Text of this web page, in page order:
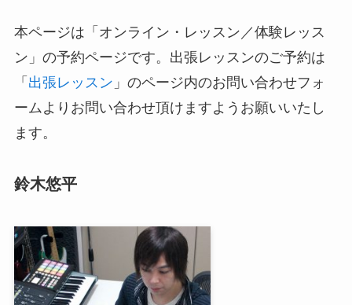
本ページは「オンライン・レッスン／体験レッス
ン」の予約ページです。出張レッスンのご予約は
「 出張レッスン 」のページ内のお問い合わせフォ
ームよりお問い合わせ頂けますようお願いいたし
ます。
鈴木悠平